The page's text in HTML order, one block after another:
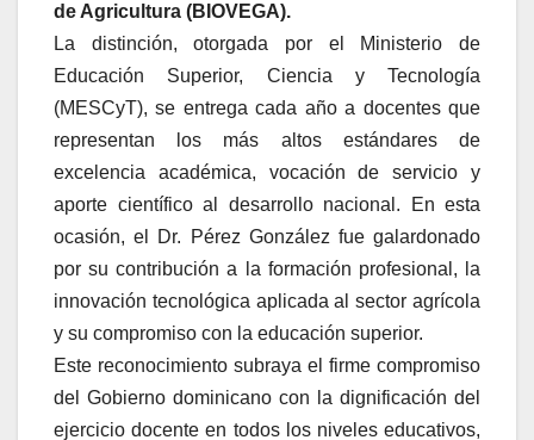
de Agricultura (BIOVEGA).
La distinción, otorgada por el Ministerio de
Educación Superior, Ciencia y Tecnología
(MESCyT), se entrega cada año a docentes que
representan los más altos estándares de
excelencia académica, vocación de servicio y
aporte científico al desarrollo nacional. En esta
ocasión, el Dr. Pérez González fue galardonado
por su contribución a la formación profesional, la
innovación tecnológica aplicada al sector agrícola
y su compromiso con la educación superior.
Este reconocimiento subraya el firme compromiso
del Gobierno dominicano con la dignificación del
ejercicio docente en todos los niveles educativos,